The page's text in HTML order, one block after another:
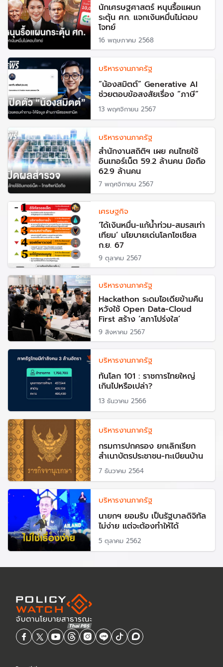
นักเศรษฐศาสตร์ หนุนรื้อแผนก
ระตุ้น ศก. แจกเงินหมื่นไม่ตอบ
โจทย์
16 พฤษภาคม 2568
บริหารงานภาครัฐ
“น้องสมิตต์” Generative AI
ช่วยตอบข้อสงสัยเรื่อง “ภาษี”
13 พฤศจิกายน 2567
บริหารงานภาครัฐ
สำนักงานสถิติฯ เผย คนไทยใช้
อินเทอร์เน็ต 59.2 ล้านคน มือถือ
62.9 ล้านคน
7 พฤศจิกายน 2567
เศรษฐกิจ
‘ได้เงินหมื่น-แก้น้ำท่วม-สมรสเท่า
เทียม’ นโยบายเด่นโลกโซเชียล
ก.ย. 67
9 ตุลาคม 2567
บริหารงานภาครัฐ
Hackathon ระดมไอเดียข้ามคืน
หวังใช้ Open Data-Cloud
First สร้าง ‘สภาโปร่งใส’
9 สิงหาคม 2567
บริหารงานภาครัฐ
​ทันโลก 101 : ราชการไทยใหญ่
เกินไปหรือเปล่า?
13 ธันวาคม 2566
บริหารงานภาครัฐ
กรมการปกครอง ยกเลิกเรียก
สำเนาบัตรประชาชน-ทะเบียนบ้าน
7 ธันวาคม 2564
บริหารงานภาครัฐ
นายกฯ ยอมรับ เป็นรัฐบาลดิจิทัล
ไม่ง่าย แต่จะต้องทำให้ได้
5 ตุลาคม 2562